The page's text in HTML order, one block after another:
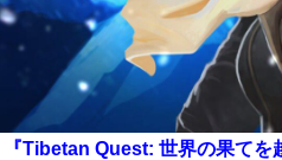
『Tibetan Quest: 世界の果て